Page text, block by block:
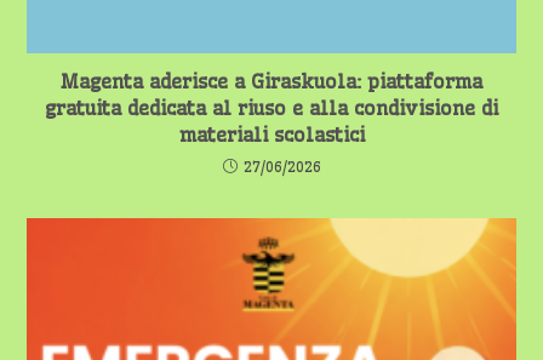
Magenta aderisce a Giraskuola: piattaforma
gratuita dedicata al riuso e alla condivisione di
materiali scolastici
27/06/2026